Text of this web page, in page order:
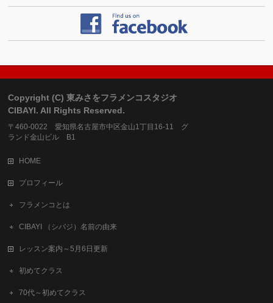
Copyright (C) 東みさをフラメンコスタジオ
CIBAYI. All Rights Reserved.
〒460-0022 愛知県名古屋市中区金山1丁目16-11 グ
ランド金山ビル B1
HOME
プロフィール
フラメンコとは
CIBAYI （シバジ）名前の由来
レッスン案内～5月6日更新
初めてクラス
70代～初めてクラス